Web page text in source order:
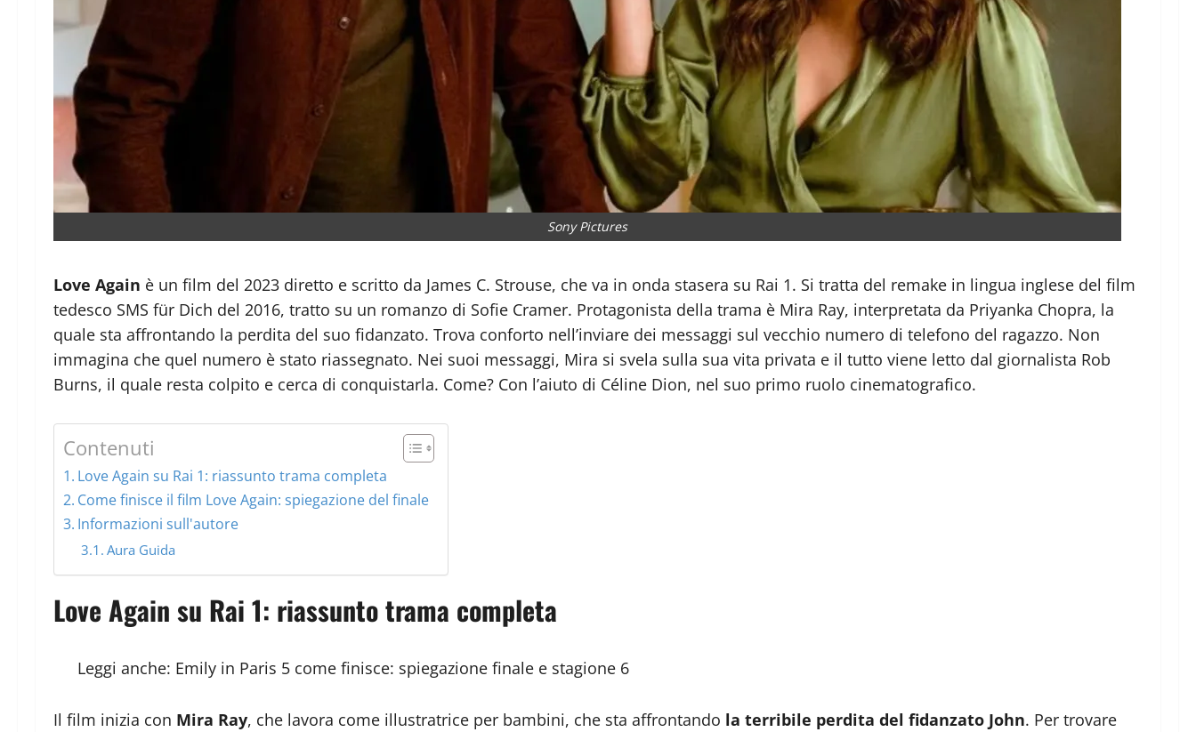
Sony Pictures
Love Again è un film del 2023 diretto e scritto da James C. Strouse, che va in onda stasera su Rai 1. Si tratta del remake in lingua inglese del film
tedesco SMS für Dich del 2016, tratto su un romanzo di Sofie Cramer. Protagonista della trama è Mira Ray, interpretata da Priyanka Chopra, la
quale sta affrontando la perdita del suo fidanzato. Trova conforto nell’inviare dei messaggi sul vecchio numero di telefono del ragazzo. Non
immagina che quel numero è stato riassegnato. Nei suoi messaggi, Mira si svela sulla sua vita privata e il tutto viene letto dal giornalista Rob
Burns, il quale resta colpito e cerca di conquistarla. Come? Con l’aiuto di Céline Dion, nel suo primo ruolo cinematografico.
Contenuti
Love Again su Rai 1: riassunto trama completa
Come finisce il film Love Again: spiegazione del finale
Informazioni sull'autore
Aura Guida
Love Again su Rai 1: riassunto trama completa
Leggi anche: Emily in Paris 5 come finisce: spiegazione finale e stagione 6
Il film inizia con Mira Ray, che lavora come illustratrice per bambini, che sta affrontando la terribile perdita del fidanzato John. Per trovare